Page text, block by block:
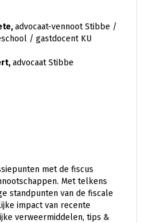
advocaat-vennoot Stibbe /
/ gastdocent KU
advocaat Stibbe
met de fiscus
Met telkens
standpunten van de fiscale
impact van recente
verweermiddelen, tips &